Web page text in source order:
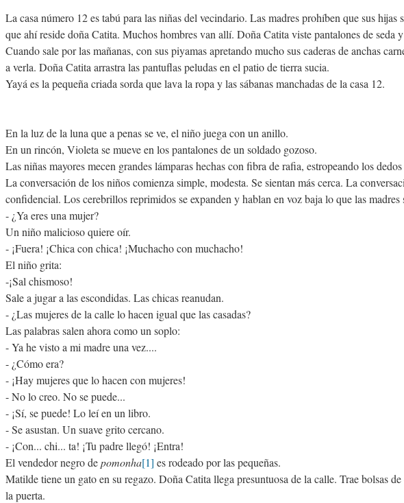
La casa número 12 es tabú para las niñas del vecindario. Las madres prohíben que sus hijas
que ahí reside doña Catita. Muchos hombres van allí. Doña Catita viste pantalones de seda
Cuando sale por las mañanas, con sus piyamas apretando mucho sus caderas de anchas
a verla. Doña Catita arrastra las pantuflas peludas en el patio de tierra sucia.
Yayá es la pequeña criada sorda que lava la ropa y las sábanas manchadas de la casa 12.
En la luz de la luna que a penas se ve, el niño juega con un anillo.
En un rincón, Violeta se mueve en los pantalones de un soldado gozoso.
Las niñas mayores mecen grandes lámparas hechas con fibra de rafia, estropeando los
La conversación de los niños comienza simple, modesta. Se sientan más cerca. La
confidencial. Los cerebrillos reprimidos se expanden y hablan en voz baja lo que las madres
- ¿Ya eres una mujer?
Un niño malicioso quiere oír.
- ¡Fuera! ¡Chica con chica! ¡Muchacho con muchacho!
El niño grita:
-¡Sal chismoso!
Sale a jugar a las escondidas. Las chicas reanudan.
- ¿Las mujeres de la calle lo hacen igual que las casadas?
Las palabras salen ahora como un soplo:
- Ya he visto a mi madre una vez....
- ¿Cómo era?
- ¡Hay mujeres que lo hacen con mujeres!
- No lo creo. No se puede...
- ¡Sí, se puede! Lo leí en un libro.
- Se asustan. Un suave grito cercano.
- ¡Con... chi... ta! ¡Tu padre llegó! ¡Entra!
El vendedor negro depomonha[1] es rodeado por las pequeñas.
Matilde tiene un gato en su regazo. Doña Catita llega presuntuosa de la calle. Trae bolsas
la puerta.